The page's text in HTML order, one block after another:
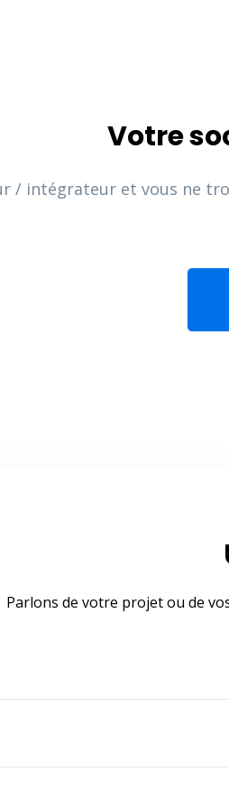
Votre
/ intégrateur et vous ne
Parlons de votre projet ou de